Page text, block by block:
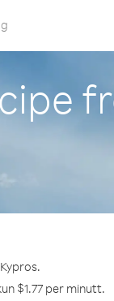
$1.77 per minutt.